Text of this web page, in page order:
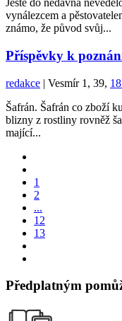
Ještě do nedávna
vynálezcem a
známo, že původ svůj...
Příspěvky k
redakce | Vesmír 1, 39,
Šafrán. Šafrán co zboží
blizny z rostliny rovněž
mající...
1
2
...
12
13
Předplatným